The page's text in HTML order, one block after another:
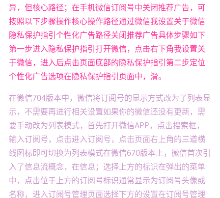
异，但核心路径；在手机微信订阅号中关闭推荐广告，可
按照以下步骤操作核心操作路径通过微信我设置关于微信
隐私保护指引个性化广告路径关闭推荐广告具体步骤如下
第一步进入隐私保护指引打开微信，点击右下角我设置关
于微信，进入后点击页面底部的隐私保护指引第二步定位
个性化广告选项在隐私保护指引页面中，滑。
在微信704版本中，微信将订阅号的显示方式改为了列表显
示，不需要再进行相关设置如果你的微信还没有更新，需
要手动改为列表模式，首先打开微信APP，点击搜索框，
输入订阅号，点击进入订阅号，点击页面右上角的三道横
线图标即可切换为列表模式在微信670版本上，微信首次引
入了信息流概念，在信息；选择上方的标识在弹出的菜单
中，点击位于上方的订阅号标识通常显示为订阅号头像或
名称，进入订阅号管理页面选择下方的设置在订阅号管理